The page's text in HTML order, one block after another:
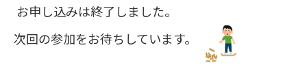
お申し込みは終了しました。
次回の参加をお待ちしています。